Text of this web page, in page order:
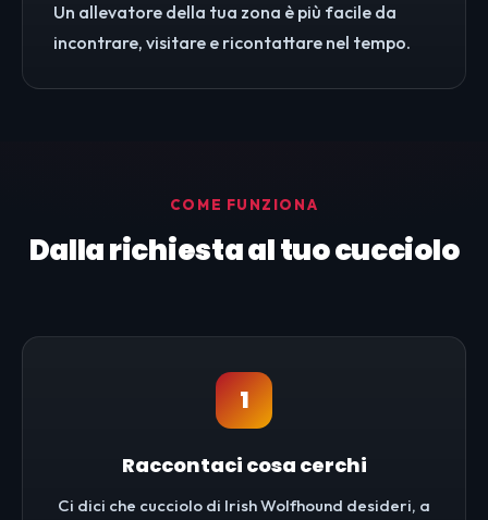
Un allevatore della tua zona è più facile da
incontrare, visitare e ricontattare nel tempo.
COME FUNZIONA
Dalla richiesta al tuo cucciolo
1
Raccontaci cosa cerchi
Ci dici che cucciolo di Irish Wolfhound desideri, a